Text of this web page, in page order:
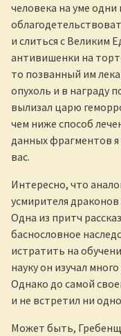
человека на уме
и слиться с Великим
антивишенки на
то позванный им
опухоль и в награду
вылизал царю
чем ниже способ
данных фрагментов
вас.
Интересно, что
усмирителя
Одна из притч
баснословное
истратить на
науку он изучал
Однако до самой
и не встретил ни
Может быть,